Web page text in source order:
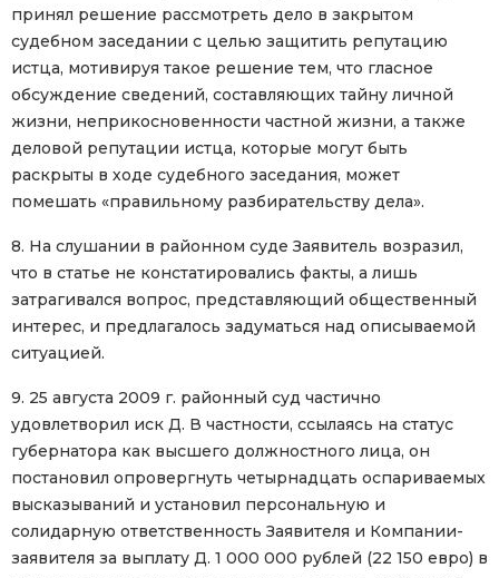
принял решение рассмотреть дело в закрытом
судебном заседании с целью защитить репутацию
истца, мотивируя такое решение тем, что гласное
обсуждение сведений, составляющих тайну личной
жизни, неприкосновенности частной жизни, а также
деловой репутации истца, которые могут быть
раскрыты в ходе судебного заседания, может
помешать «правильному разбирательству дела».
8. На слушании в районном суде Заявитель возразил,
что в статье не констатировались факты, а лишь
затрагивался вопрос, представляющий общественный
интерес, и предлагалось задуматься над описываемой
ситуацией.
9. 25 августа 2009 г. районный суд частично
удовлетворил иск Д. В частности, ссылаясь на статус
губернатора как высшего должностного лица, он
постановил опровергнуть четырнадцать оспариваемых
высказываний и установил персональную и
солидарную ответственность Заявителя и Компании-
заявителя за выплату Д. 1 000 000 рублей (22 150 евро) в